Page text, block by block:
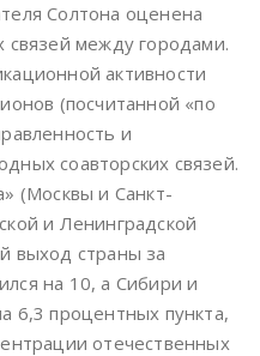
Солтона оценена
связей между городами.
активности
(посчитанной «по
и
соавторских связей.
(Москвы и Санкт-
и Ленинградской
выход страны за
на 10, а Сибири и
6,3 процентных пункта,
отечественных